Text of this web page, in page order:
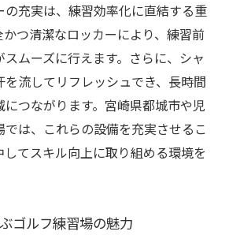
の充実は、練習効率化に直結する重
つ清潔なロッカーにより、練習前
ムーズに行えます。さらに、シャ
流してリフレッシュでき、長時間
つながります。宮崎県都城市や児
は、これらの設備を充実させるこ
てスキル向上に取り組める環境を
ゴルフ練習場の魅力